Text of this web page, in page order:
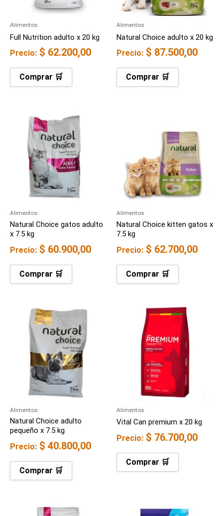
Alimentos
Full Nutrition adulto x 20 kg
Precio: $ 62.200,00
Comprar 🛒
Alimentos
Natural Choice adulto x 20 kg
Precio: $ 87.500,00
Comprar 🛒
Alimentos
Natural Choice gatos adulto
x 7.5 kg
Precio: $ 60.900,00
Comprar 🛒
Alimentos
Natural Choice kitten gatos x
7.5 kg
Precio: $ 62.700,00
Comprar 🛒
Alimentos
Natural Choice adulto
pequeño x 7.5 kg
Precio: $ 40.800,00
Comprar 🛒
Alimentos
Vital Can premium x 20 kg
Precio: $ 76.700,00
Comprar 🛒